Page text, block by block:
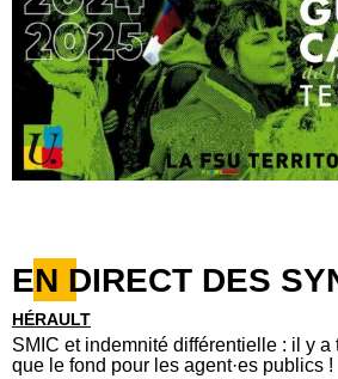
EN DIRECT DES
HÉRAULT
SMIC et indemnité différentielle : il y a
que le fond pour les agent·es publics !